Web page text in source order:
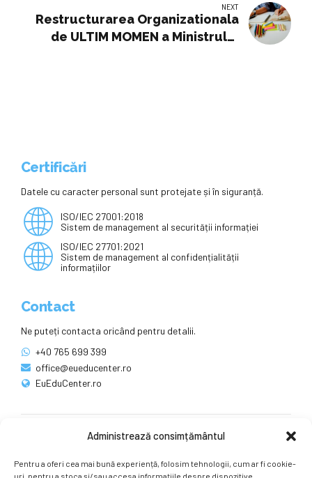
Administrează consimțământul
Pentru a oferi cea mai bună experiență, folosim tehnologii, cum ar fi cookie-
uri, pentru a stoca și/sau accesa informațiile despre dispozitive.
NEXT
Restructurarea Organizationala
de ULTIM MOMEN a Ministrului
Certificări
Datele cu caracter personal sunt protejate și în siguranță.
ISO/IEC 27001:2018
Sistem de management al securității informației
ISO/IEC 27701:2021
Sistem de management al confidențialității
informațiilor
Contact
Ne puteți contacta oricând pentru detalii.
+40 765 699 399
office@eueducenter.ro
EuEduCenter.ro
Ne puteți găsi și pe rețelele sociale.